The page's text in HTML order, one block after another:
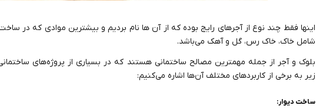
اینها فقط چند نوع از آجرهای رایج بوده که از آن ها نام بردیم و بیشترین موادی که در
شامل خاک، خاک رس، گل و آهک می‌باشد.
بلوک و آجر از جمله مهمترین مصالح ساختمانی هستند که در بسیاری از پروژه‌های
زیر به برخی از کاربردهای مختلف آن‌ها اشاره می‌کنیم:
ساخت دیوار: